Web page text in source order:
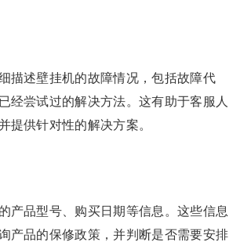
描述壁挂机的故障情况，包括故障代
经尝试过的解决方法。这有助于客服人
提供针对性的解决方案。
产品型号、购买日期等信息。这些信息
产品的保修政策，并判断是否需要安排